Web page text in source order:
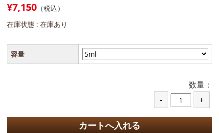
¥7,150 （税込）
在庫状態 : 在庫あり
容量
数量：